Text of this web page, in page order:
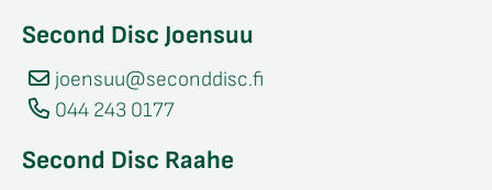
Second Disc Joensuu
joensuu@seconddisc.fi
044 243 0177
Second Disc Raahe